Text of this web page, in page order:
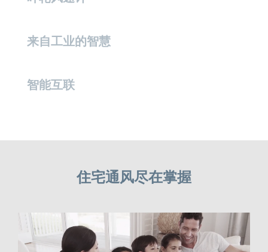
来自工业的智慧
智能互联
住宅通风尽在掌握